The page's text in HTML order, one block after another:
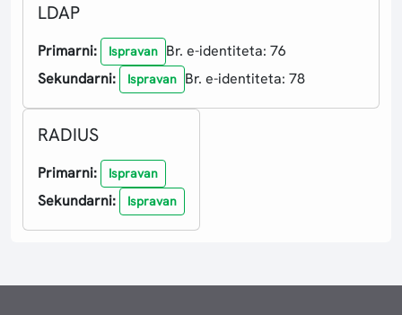
LDAP
Primarni: Ispravan Br. e-identiteta: 76
Sekundarni:
Ispravan Br. e-identiteta: 78
RADIUS
Primarni: Ispravan
Sekundarni: Ispravan